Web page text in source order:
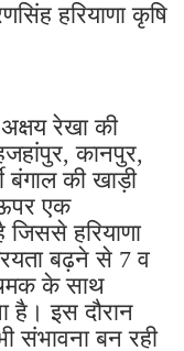
हरियाणा कृषि
रेखा की
कानपुर,
बंगाल की खाड़ी
एक
हरियाणा
बढ़ने से 7 व
के साथ
है। इस दौरान
संभावना बन रही